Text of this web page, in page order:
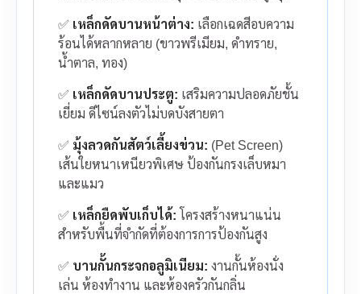
✅ เหล็กดัดบานหน้าต่าง: เลือกเฉดสีอบความ
ร้อนได้หลากหลาย (ขาวพรีเมียม, ดำทราย,
น้ำตาล, ทอง)
✅ เหล็กดัดบานประตู: เสริมความปลอดภัยชั้น
เยี่ยม ดีไซน์ลงตัวไม่บดบังสายตา
✅ มุ้งลวดกันสัตว์เลี้ยงข่วน: (Pet Screen)
เส้นใยหนาเหนียวพิเศษ ป้องกันกรงเล็บหมา
และแมว
✅ เหล็กยืดพับเก็บได้: โครงสร้างหนาแน่น
สำหรับพื้นที่จำกัดที่ต้องการการป้องกันสูง
✅ บานกั้นกระจกอลูมิเนียม: งานกั้นห้องนั่ง
เล่น ห้องทำงาน และห้องครัวกันกลิ่น